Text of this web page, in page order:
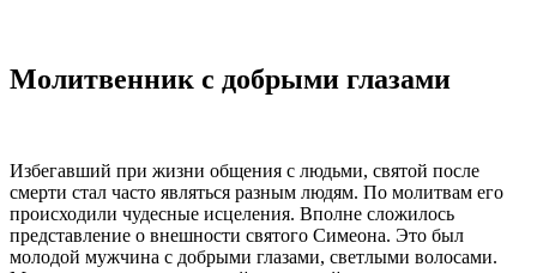
Молитвенник с добрыми глазами
Избегавший при жизни общения с людьми, святой после
смерти стал часто являться разным людям. По молитвам его
происходили чудесные исцеления. Вполне сложилось
представление о внешности святого Симеона. Это был
молодой мужчина с добрыми глазами, светлыми волосами.